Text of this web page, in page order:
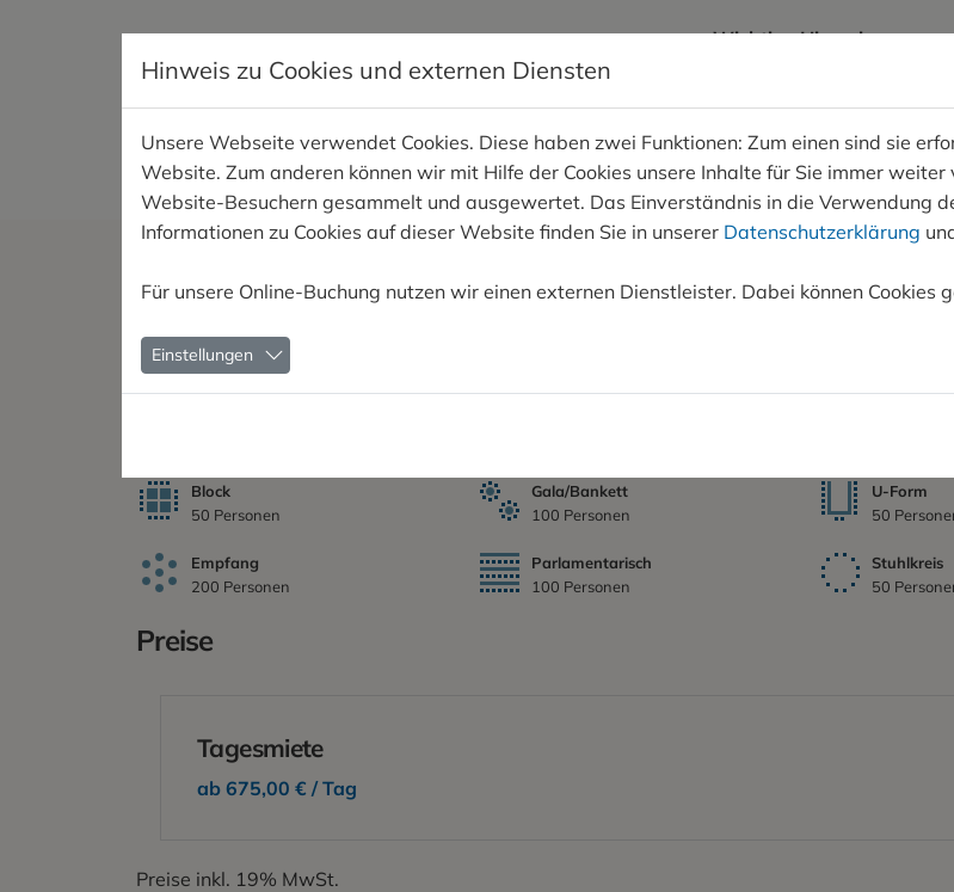
Wichtige Hinweise:
(1) Es besteht ein technischer Defekt an unseren Ladesäulen für die E-
SACHSEN I+II
Teppichboden Barrierefrei Verdunkelbar
Fläche
Block
50 Personen
Gala/Bankett
100 Personen
U-Form
50
Empfang
200 Personen
Parlamentarisch
100 Personen
Stuhlkreis
50
Preise
Tagesmiete
ab 675,00 € / Tag
Preise inkl. 19% MwSt.
Hinweis zu Cookies und externen Diensten
Unsere Webseite verwendet Cookies. Diese haben zwei Funktionen: Zum einen sind sie
Website. Zum anderen können wir mit Hilfe der Cookies unsere Inhalte für Sie immer
Website-Besuchern gesammelt und ausgewertet. Das Einverständnis in die Verwendung
Informationen zu Cookies auf dieser Website finden Sie in unserer Datenschutzerklärung
Für unsere Online-Buchung nutzen wir einen externen Dienstleister. Dabei können
Einstellungen